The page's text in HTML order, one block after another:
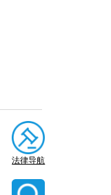
法律导航